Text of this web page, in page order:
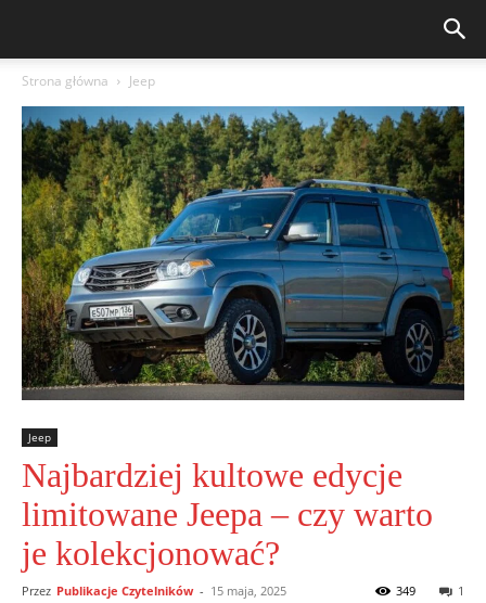
Strona główna Jeep
Jeep
Najbardziej kultowe edycje
limitowane Jeepa – czy warto
je kolekcjonować?
Przez Publikacje Czytelników - 15 maja, 2025 1
349